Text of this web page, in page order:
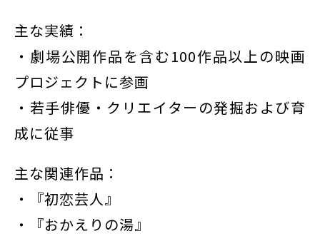
主な実績：
・劇場公開作品を含む100作品以上の映画
プロジェクトに参画
・若手俳優・クリエイターの発掘および育
成に従事
主な関連作品：
・『初恋芸人』
・『おかえりの湯』